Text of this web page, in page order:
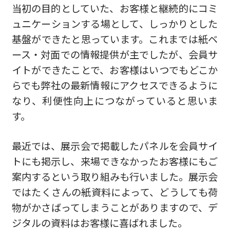
当初の目的としていた、お客様と継続的にコミ
ュニケーションする場として、しっかりとした
基盤ができたと思っています。これまでは紙ベ
ース・対面での情報提供が主でしたが、会員サ
イトができたことで、お客様はいつでもどこか
らでも弊社の最新情報にアクセスできるように
なり、利便性向上につながっていると思いま
す。
最近では、展示会で掲載したパネルを会員サイ
トにも掲示し、来場できなかったお客様にもご
案内するという取り組みも行いました。展示会
ではたくさんの紙資料によって、どうしても荷
物がかさばってしまうことがありますので、デ
ジタルの資料はお客様に喜ばれました。